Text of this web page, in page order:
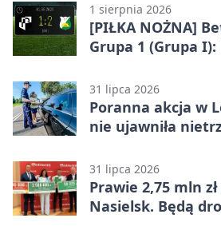
1 sierpnia 2026
[PIŁKA NOŻNA]
Grupa 1 (Grupa
Mazowiecki 1:2
31 lipca 2026
Poranna akcja w
nie ujawniła
31 lipca 2026
Prawie 2,75 mln
Nasielsk. Będą